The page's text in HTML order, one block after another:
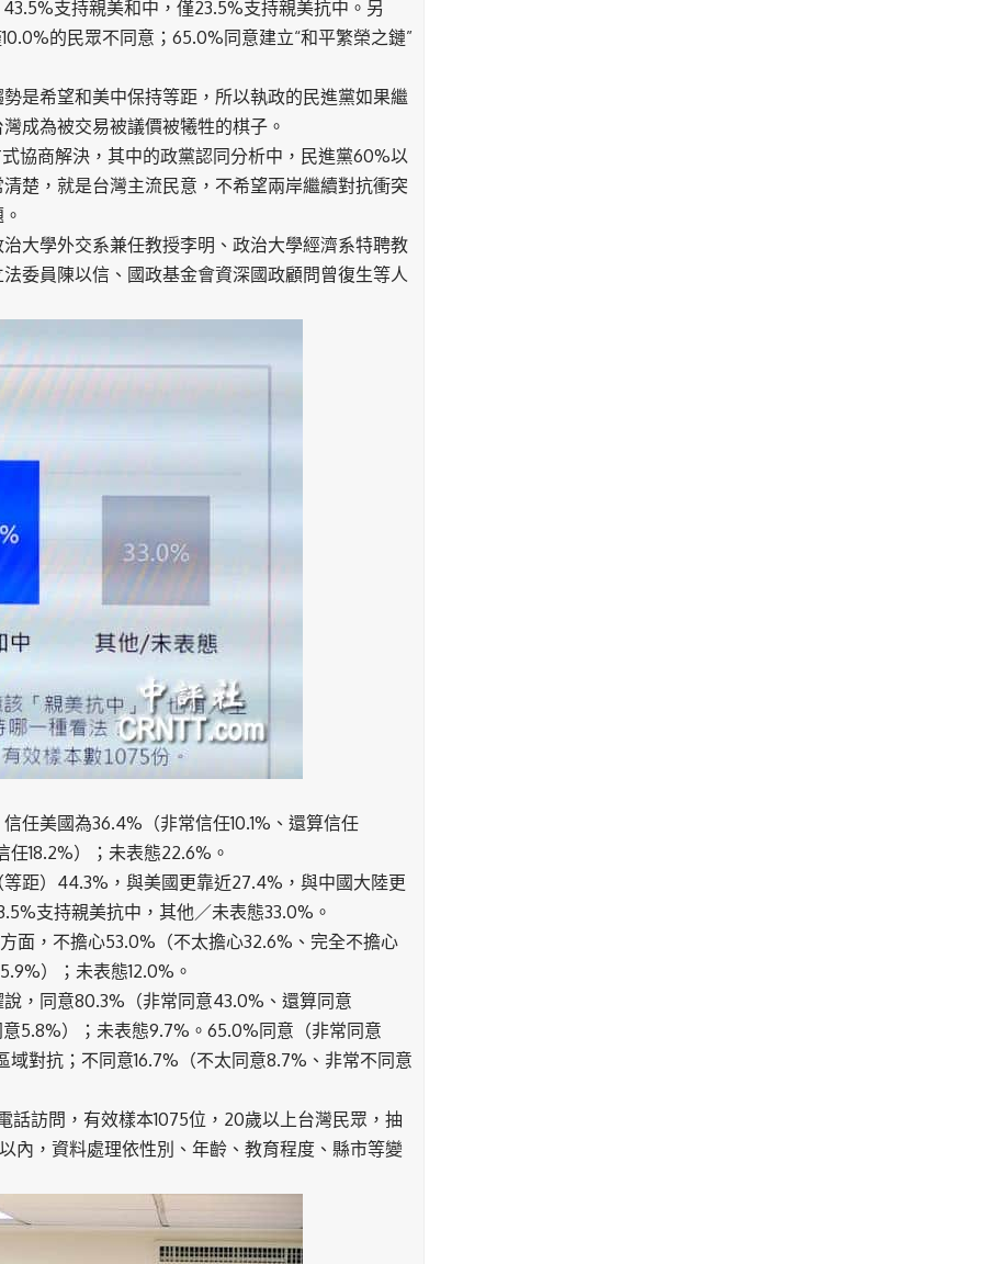
支持親美和中，僅23.5%支持親美抗中。另
的民眾不同意；65.0%同意建立“和平繁榮之鏈”
是希望和美中保持等距，所以執政的民進黨如果繼
成為被交易被議價被犧牲的棋子。
協商解決，其中的政黨認同分析中，民進黨60%以
楚，就是台灣主流民意，不希望兩岸繼續對抗衝突
大學外交系兼任教授李明、政治大學經濟系特聘教
委員陳以信、國政基金會資深國政顧問曾復生等人
任美國為36.4%（非常信任10.1%、還算信任
18.2%）；未表態22.6%。
距）44.3%，與美國更靠近27.4%，與中國大陸更
支持親美抗中，其他／未表態33.0%。
面，不擔心53.0%（不太擔心32.6%、完全不擔心
）；未表態12.0%。
，同意80.3%（非常同意43.0%、還算同意
5.8%）；未表態9.7%。65.0%同意（非常同意
對抗；不同意16.7%（不太同意8.7%、非常不同意
話訪問，有效樣本1075位，20歲以上台灣民眾，抽
內，資料處理依性別、年齡、教育程度、縣市等變